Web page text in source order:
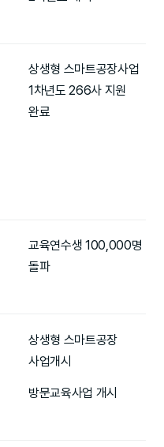
상생형 스마트공장사업
1차년도 266사 지원
완료
교육연수생 100,000명
돌파
상생형 스마트공장
사업개시
방문교육사업 개시